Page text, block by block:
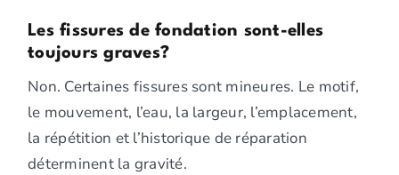
Les fissures de fondation sont-elles
toujours graves?
Non. Certaines fissures sont mineures. Le motif,
le mouvement, l’eau, la largeur, l’emplacement,
la répétition et l’historique de réparation
déterminent la gravité.